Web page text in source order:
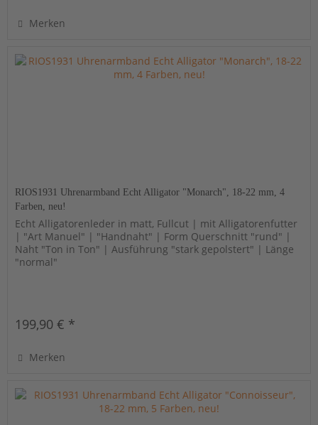
Merken
RIOS1931 Uhrenarmband Echt Alligator "Monarch", 18-22 mm, 4
Farben, neu!
Echt Alligatorenleder in matt, Fullcut | mit Alligatorenfutter
| "Art Manuel" | "Handnaht" | Form Querschnitt "rund" |
Naht "Ton in Ton" | Ausführung "stark gepolstert" | Länge
"normal"
199,90 € *
Merken